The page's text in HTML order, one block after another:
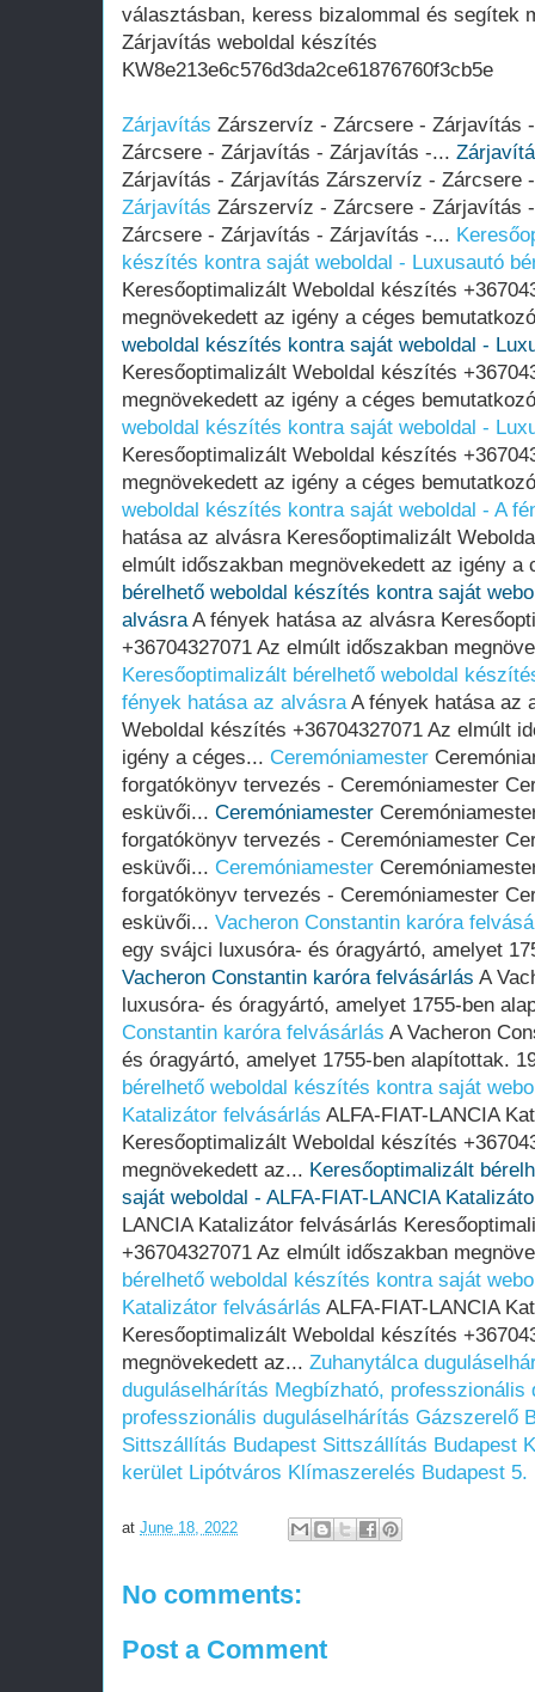
választásban, keress bizalommal és segítek
Zárjavítás weboldal készítés
KW8e213e6c576d3da2ce61876760f3cb5e
Zárjavítás Zárszervíz - Zárcsere - Zárjavítás
Zárcsere - Zárjavítás - Zárjavítás -...
Zárjavítás - Zárjavítás Zárszervíz - Zárcsere
Zárjavítás Zárszervíz - Zárcsere - Zárjavítás
Zárcsere - Zárjavítás - Zárjavítás -...
készítés kontra saját weboldal - Luxusautó
Keresőoptimalizált Weboldal készítés
megnövekedett az igény a céges
weboldal készítés kontra saját weboldal -
Keresőoptimalizált Weboldal készítés
megnövekedett az igény a céges
weboldal készítés kontra saját weboldal -
Keresőoptimalizált Weboldal készítés
megnövekedett az igény a céges
weboldal készítés kontra saját weboldal - A
hatása az alvásra Keresőoptimalizált
elmúlt időszakban megnövekedett az igény a
bérelhető weboldal készítés kontra saját
alvásraA fények hatása az alvásra
+36704327071 Az elmúlt időszakban
Keresőoptimalizált bérelhető weboldal
fények hatása az alvásraA fények hatása az
Weboldal készítés +36704327071 Az elmúlt
igény a céges... Ceremóniamester
forgatókönyv tervezés - Ceremóniamester
esküvői... Ceremóniamester
forgatókönyv tervezés - Ceremóniamester
esküvői... Ceremóniamester
forgatókönyv tervezés - Ceremóniamester
esküvői... Vacheron Constantin karóra
egy svájci luxusóra- és óragyártó, amelyet
Vacheron Constantin karóra felvásárlás A
luxusóra- és óragyártó, amelyet 1755-ben
Constantin karóra felvásárlás A Vacheron
és óragyártó, amelyet 1755-ben alapítottak.
bérelhető weboldal készítés kontra saját
Katalizátor felvásárlás ALFA-FIAT-LANCIA
Keresőoptimalizált Weboldal készítés
megnövekedett az... Keresőoptimalizált
saját weboldal - ALFA-FIAT-LANCIA
LANCIA Katalizátor felvásárlás
+36704327071 Az elmúlt időszakban
bérelhető weboldal készítés kontra saját
Katalizátor felvásárlás ALFA-FIAT-LANCIA
Keresőoptimalizált Weboldal készítés
megnövekedett az... Zuhanytálca
duguláselhárítás Megbízható, professzionális
professzionális duguláselhárítás Gázszerelő
Sittszállítás Budapest Sittszállítás Budapest
kerület Lipótváros Klímaszerelés Budapest
at June 18, 2022
No comments:
Post a Comment